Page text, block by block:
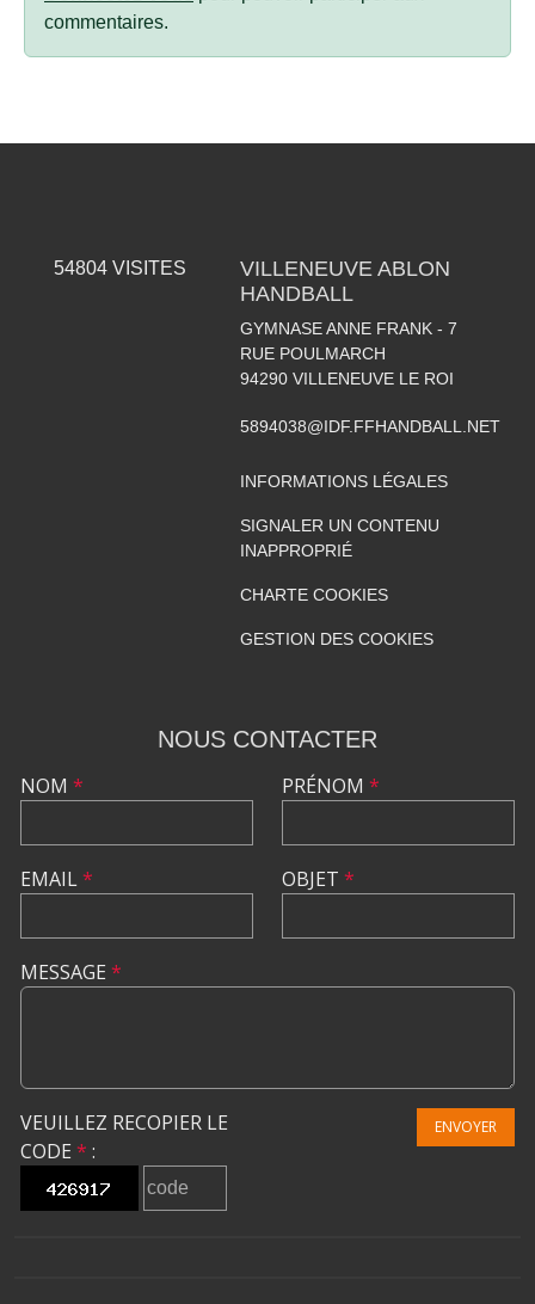
commentaires.
54804VISITES
VILLENEUVE ABLON
HANDBALL
GYMNASE ANNE FRANK - 7
RUE POULMARCH
94290 VILLENEUVE LE ROI
5894038@IDF.FFHANDBALL.NET
INFORMATIONS LÉGALES
SIGNALER UN CONTENU
INAPPROPRIÉ
CHARTE COOKIES
GESTION DES COOKIES
NOUS CONTACTER
NOM *
EMAIL*
PRÉNOM *
OBJET *
MESSAGE *
VEUILLEZ RECOPIER LE
CODE * :
ENVOYER